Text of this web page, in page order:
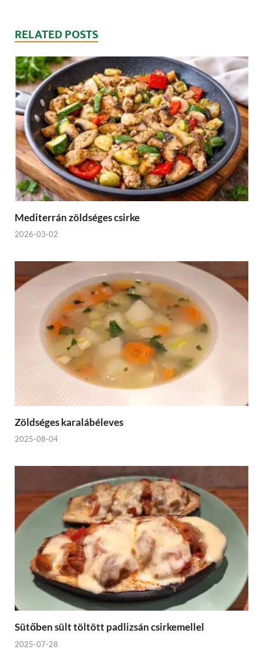
RELATED POSTS
Mediterrán zöldséges csirke
2026-03-02
Zöldséges karalábéleves
2025-08-04
Sütőben sült töltött padlizsán csirkemellel
2025-07-28